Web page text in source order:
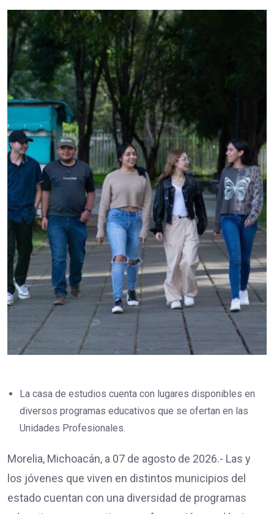
La casa de estudios cuenta con lugares disponibles en
diversos programas educativos que se ofertan en las
Unidades Profesionales.
Morelia, Michoacán, a 07 de agosto de 2026.- Las y
los jóvenes que viven en distintos municipios del
estado cuentan con una diversidad de programas